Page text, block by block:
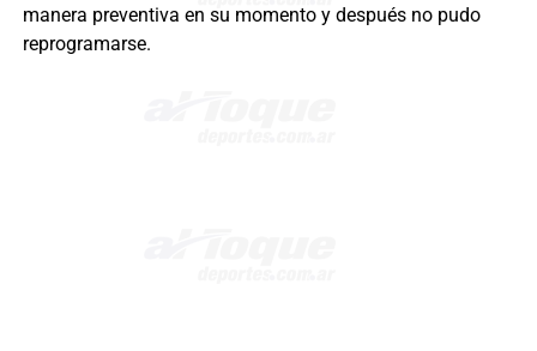
manera preventiva en su momento y después no pudo
reprogramarse.